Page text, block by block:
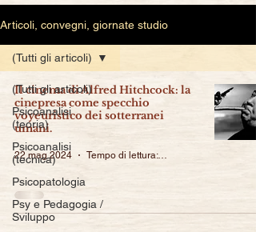
Articoli, convegni, giornate studio
(Tutti gli articoli)
Psicoanalisi
(teoria)
Psicoanalisi
(tecnica)
Psicopatologia
Psy e Pedagogia /
Sviluppo
(Tutti gli articoli)
Il cinema di Alfred Hitchcock: la
cinepresa come specchio
voyeuristico dei sotterranei
umani.
22 mag 2024 Tempo di lettura: 9 min